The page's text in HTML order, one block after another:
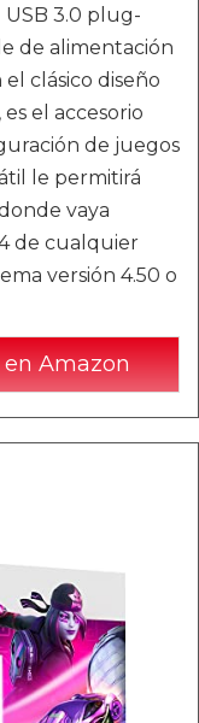
USB 3.0 plug-
de alimentación
clásico diseño
el accesorio
de juegos
le permitirá
vaya
de cualquier
versión 4.50 o
Amazon